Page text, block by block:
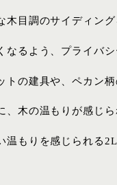
目調のサイディング
るよう、プライバ
の建具や、ペカン柄
木の温もりが感じ
もりを感じられる